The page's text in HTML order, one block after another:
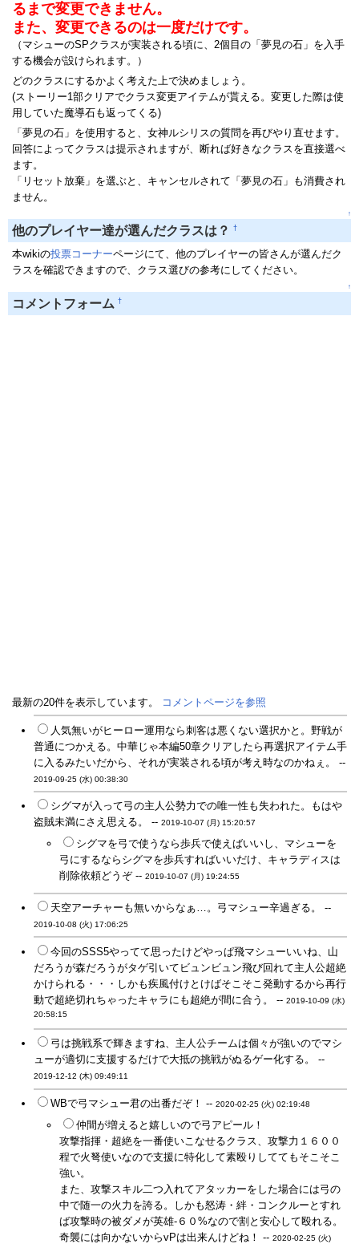
るまで変更できません。
また、変更できるのは一度だけです。
（マシューのSPクラスが実装される頃に、2個目の「夢見の石」を入手
する機会が設けられます。）
どのクラスにするかよく考えた上で決めましょう。
(ストーリー1部クリアでクラス変更アイテムが貰える。変更した際は使
用していた魔導石も返ってくる)
「夢見の石」を使用すると、女神ルシリスの質問を再びやり直せます。
回答によってクラスは提示されますが、断れば好きなクラスを直接選べ
ます。
「リセット放棄」を選ぶと、キャンセルされて「夢見の石」も消費され
ません。
↑
他のプレイヤー達が選んだクラスは？ †
本wikiの投票コーナーページにて、他のプレイヤーの皆さんが選んだク
ラスを確認できますので、クラス選びの参考にしてください。
↑
コメントフォーム †
最新の20件を表示しています。 コメントページを参照
人気無いがヒーロー運用なら刺客は悪くない選択かと。野戦が
普通につかえる。中華じゃ本編50章クリアしたら再選択アイテム手
に入るみたいだから、それが実装される頃が考え時なのかねぇ。 --
2019-09-25 (水) 00:38:30
シグマが入って弓の主人公勢力での唯一性も失われた。もはや
盗賊未満にさえ思える。 -- 2019-10-07 (月) 15:20:57
シグマを弓で使うなら歩兵で使えばいいし、マシューを
弓にするならシグマを歩兵すればいいだけ、キャラディスは
削除依頼どうぞ -- 2019-10-07 (月) 19:24:55
天空アーチャーも無いからなぁ…。弓マシュー辛過ぎる。 --
2019-10-08 (火) 17:06:25
今回のSSS5やってて思ったけどやっぱ飛マシューいいね、山
だろうが森だろうがタゲ引いてビュンビュン飛び回れて主人公超絶
かけられる・・・しかも疾風付けとけばそこそこ発動するから再行
動で超絶切れちゃったキャラにも超絶が間に合う。 -- 2019-10-09 (水)
20:58:15
弓は挑戦系で輝きますね、主人公チームは個々が強いのでマシ
ューが適切に支援するだけで大抵の挑戦がぬるゲー化する。 --
2019-12-12 (木) 09:49:11
WBで弓マシュー君の出番だぞ！ -- 2020-02-25 (火) 02:19:48
仲間が増えると嬉しいので弓アピール！
攻撃指揮・超絶を一番使いこなせるクラス、攻撃力１６００
程で火弩使いなので支援に特化して素殴りしててもそこそこ
強い。
また、攻撃スキル二つ入れてアタッカーをした場合には弓の
中で随一の火力を誇る。しかも怒涛・絆・コンクルーとすれ
ば攻撃時の被ダメが英雄-６０%なので割と安心して殴れる。
奇襲には向かないからvPは出来んけどね！ -- 2020-02-25 (火)